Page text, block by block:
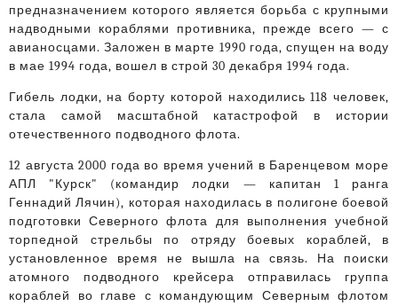
предназначением которого является борьба с крупными
надводными кораблями противника, прежде всего — с
авианосцами. Заложен в марте 1990 года, спущен на воду
в мае 1994 года, вошел в строй 30 декабря 1994 года.
Гибель лодки, на борту которой находились 118 человек,
стала самой масштабной катастрофой в истории
отечественного подводного флота.
12 августа 2000 года во время учений в Баренцевом море
АПЛ "Курск" (командир лодки — капитан 1 ранга
Геннадий Лячин), которая находилась в полигоне боевой
подготовки Северного флота для выполнения учебной
торпедной стрельбы по отряду боевых кораблей, в
установленное время не вышла на связь. На поиски
атомного подводного крейсера отправилась группа
кораблей во главе с командующим Северным флотом